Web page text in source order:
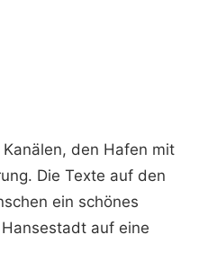
den Hafen mit
Die Texte auf den
ein schönes
auf eine